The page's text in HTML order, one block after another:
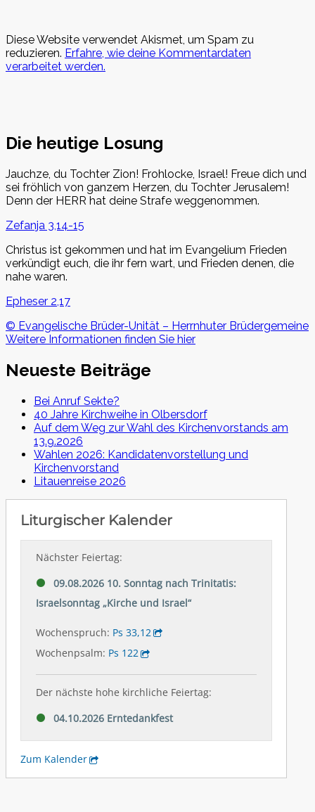
Diese Website verwendet Akismet, um Spam zu
reduzieren. Erfahre, wie deine Kommentardaten
verarbeitet werden.
Die heutige Losung
Jauchze, du Tochter Zion! Frohlocke, Israel! Freue dich und
sei fröhlich von ganzem Herzen, du Tochter Jerusalem!
Denn der HERR hat deine Strafe weggenommen.
Zefanja 3,14-15
Christus ist gekommen und hat im Evangelium Frieden
verkündigt euch, die ihr fern wart, und Frieden denen, die
nahe waren.
Epheser 2,17
© Evangelische Brüder-Unität – Herrnhuter Brüdergemeine
Weitere Informationen finden Sie hier
Neueste Beiträge
Bei Anruf Sekte?
40 Jahre Kirchweihe in Olbersdorf
Auf dem Weg zur Wahl des Kirchenvorstands am
13.9.2026
Wahlen 2026: Kandidatenvorstellung und
Kirchenvorstand
Litauenreise 2026